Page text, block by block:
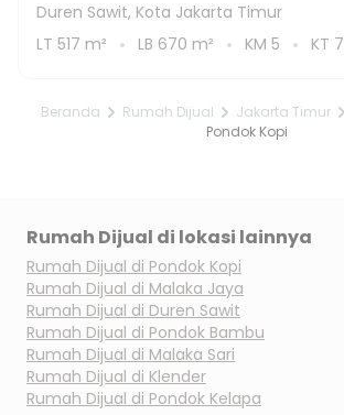
Duren Sawit, Kota Jakarta Timur
LT 517 m² LB 670 m² KM 5 KT 7
Beranda Rumah Dijual Jakarta Timur
Pondok Kopi
Rumah Dijual di lokasi lainnya
Rumah Dijual di Pondok Kopi
Rumah Dijual di Malaka Jaya
Rumah Dijual di Duren Sawit
Rumah Dijual di Pondok Bambu
Rumah Dijual di Malaka Sari
Rumah Dijual di Klender
Rumah Dijual di Pondok Kelapa